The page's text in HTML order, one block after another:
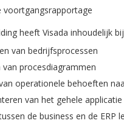
voortgangsrapportage
heeft Visada inhoudelijk
van bedrijfsprocessen
procesdiagrammen
operationele behoeften
van het gehele applicatie
de business en de ERP